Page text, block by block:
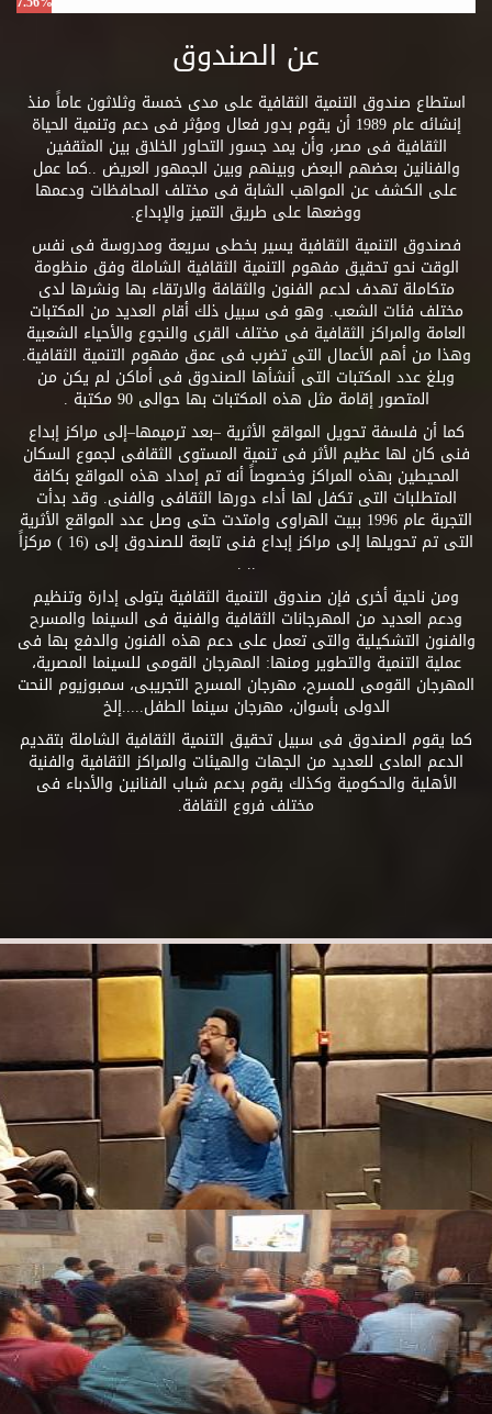
عن الصندوق
استطاع صندوق التنمية الثقافية على مدى خمسة وثلاثون عاماً منذ
إنشائه عام 1989 أن يقوم بدور فعال ومؤثر فى دعم وتنمية الحياة
الثقافية فى مصر، وأن يمد جسور التحاور الخلاق بين المثقفين
والفنانين بعضهم البعض وبينهم وبين الجمهور العريض ..كما عمل
على الكشف عن المواهب الشابة فى مختلف المحافظات ودعمها
ووضعها على طريق التميز والإبداع.
فصندوق التنمية الثقافية يسير بخطى سريعة ومدروسة فى نفس
الوقت نحو تحقيق مفهوم التنمية الثقافية الشاملة وفق منظومة
متكاملة تهدف لدعم الفنون والثقافة والارتقاء بها ونشرها لدى
مختلف فئات الشعب. وهو فى سبيل ذلك أقام العديد من المكتبات
العامة والمراكز الثقافية فى مختلف القرى والنجوع والأحياء الشعبية
وهذا من أهم الأعمال التى تضرب فى عمق مفهوم التنمية الثقافية.
وبلغ عدد المكتبات التى أنشأها الصندوق فى أماكن لم يكن من
المتصور إقامة مثل هذه المكتبات بها حوالى 90 مكتبة .
كما أن فلسفة تحويل المواقع الأثرية –بعد ترميمها–إلى مراكز إبداع
فنى كان لها عظيم الأثر فى تنمية المستوى الثقافى لجموع السكان
المحيطين بهذه المراكز وخصوصاً أنه تم إمداد هذه المواقع بكافة
المتطلبات التى تكفل لها أداء دورها الثقافى والفنى. وقد بدأت
التجربة عام 1996 ببيت الهراوى وامتدت حتى وصل عدد المواقع الأثرية
التى تم تحويلها إلى مراكز إبداع فنى تابعة للصندوق إلى (16 ) مركزاً
.. .
ومن ناحية أخرى فإن صندوق التنمية الثقافية يتولى إدارة وتنظيم
ودعم العديد من المهرجانات الثقافية والفنية فى السينما والمسرح
والفنون التشكيلية والتى تعمل على دعم هذه الفنون والدفع بها فى
عملية التنمية والتطوير ومنها: المهرجان القومى للسينما المصرية،
المهرجان القومى للمسرح، مهرجان المسرح التجريبى، سمبوزيوم النحت
الدولى بأسوان، مهرجان سينما الطفل.....إلخ
كما يقوم الصندوق فى سبيل تحقيق التنمية الثقافية الشاملة بتقديم
الدعم المادى للعديد من الجهات والهيئات والمراكز الثقافية والفنية
الأهلية والحكومية وكذلك يقوم بدعم شباب الفنانين والأدباء فى
مختلف فروع الثقافة.